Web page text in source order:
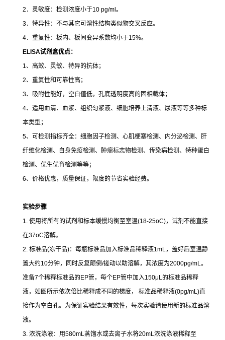
2．灵敏度：检测浓度小于10 pg/ml。
3．特异性：不与其它可溶性结构类似物交叉反应。
4．重复性：板内、板间变异系数均小于15%。
ELISA试剂盒优点：
1、高效、灵敏、特异的抗体；
2、重复性和可靠性高；
3、吸附性能好，空白值低，孔底透明度高的固相载体；
4、适用血清、血浆、组织匀浆液、细胞培养上清液、尿液等等多种标
本类型；
5、可检测指标齐全：细胞因子检测、心肌梗塞检测、内分泌检测、肝
纤维化检测、自身免疫检测、肿瘤标志物检测、传染病检测、特种蛋白
检测、优生优育检测等等；
6、价格优惠，质量保证，限度的节省实验经费。
实验步骤
1. 使用将所有的试剂和标本缓慢均衡至室温(18-25oC)，试剂不能直接
在37oC溶解。
2. 标准品(冻干品)：每瓶标准品加入标准品稀释液1mL，盖好后室温静
置大约10分钟，同时反复颠倒/搓动以助溶解，其浓度为2000pg/mL。
准备7个稀释标准品的EP管，每个EP管中加入150μL的标准品稀释
液，如图所示依次倍比稀释成不同的梯度， 标准品稀释液(0pg/mL)直
接作为空白孔。为保证实验结果有效性，每次实验请使用新的标准品溶
液。
3. 浓洗涤液：用580mL蒸馏水或去离子水将20mL浓洗涤液稀释至